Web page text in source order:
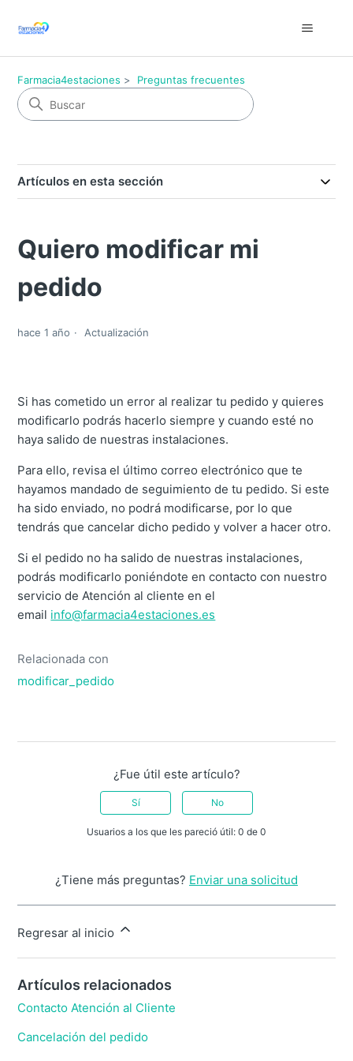
Farmacia4estaciones Preguntas frecuentes
Artículos en esta sección
Quiero modificar mi
pedido
hace 1 año Actualización
Si has cometido un error al realizar tu pedido y quieres
modificarlo podrás hacerlo siempre y cuando esté no
haya salido de nuestras instalaciones.
Para ello, revisa el último correo electrónico que te
hayamos mandado de seguimiento de tu pedido. Si este
ha sido enviado, no podrá modificarse, por lo que
tendrás que cancelar dicho pedido y volver a hacer otro.
Si el pedido no ha salido de nuestras instalaciones,
podrás modificarlo poniéndote en contacto con nuestro
servicio de Atención al cliente en el
email info@farmacia4estaciones.es
Relacionada con
modificar_pedido
¿Fue útil este artículo?
Sí No
Usuarios a los que les pareció útil: 0 de 0
¿Tiene más preguntas? Enviar una solicitud
Regresar al inicio
Artículos relacionados
Contacto Atención al Cliente
Cancelación del pedido